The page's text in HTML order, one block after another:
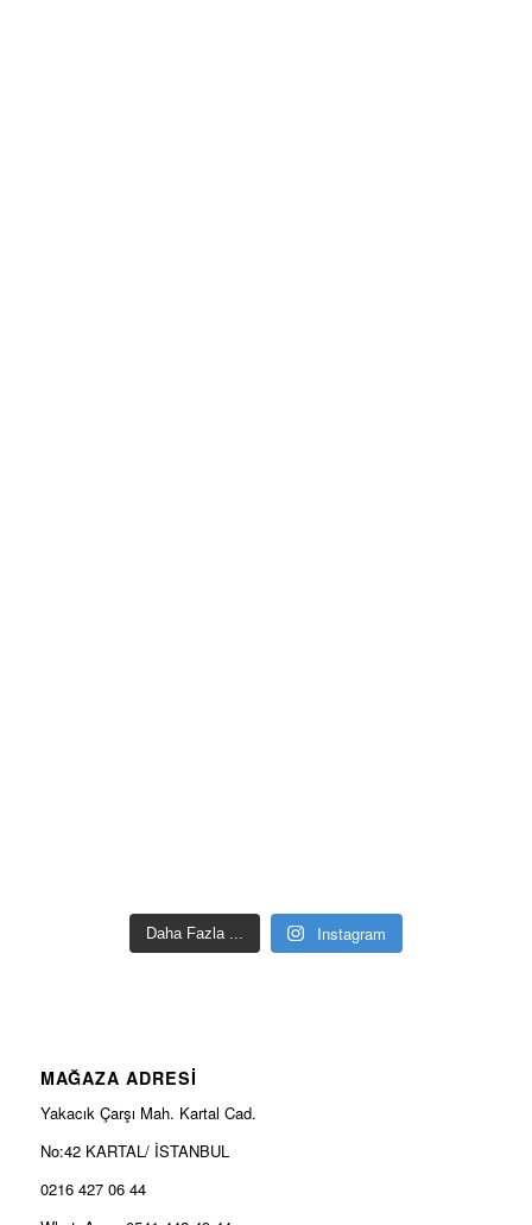
Daha Fazla ... Instagram
MAĞAZA ADRESİ
Yakacık Çarşı Mah. Kartal Cad.
No:42 KARTAL/ İSTANBUL
0216 427 06 44